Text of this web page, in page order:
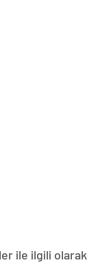
ile ilgili olarak